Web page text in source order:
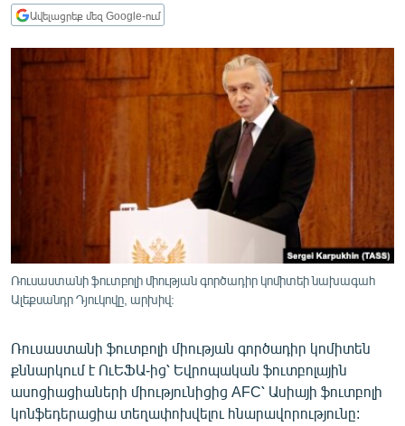
ՂԱՐԱԲԱՂ
ՏԱՐԱԾԱՇՐՋԱՆ
ՍՊՈՐՏ
ՄԵԿՆԱԲԱՆՈՒԹՅՈՒՆ
ՏՏ ԵՒ ԻՆՏԵՐՆԵՏ
ԱՐԽԻՎ
ԲԱՆԱՎԵՃ
ՁԳՏԵԼՈՎ ԼԱՎԱԳՈՒՅՆԻՆ
Ավելացրեք մեզ Google-ում
Ռուսաստանի ֆուտբոլի միության գործադիր կոմիտեի նախագահ
Ալեքսանդր Դյուկովը, արխիվ:
Ռուսաստանի ֆուտբոլի միության գործադիր կոմիտեն
քննարկում է ՈւԵՖԱ-ից՝ Եվրոպական ֆուտբոլային
ասոցիացիաների միությունիցից AFC՝ Ասիայի ֆուտբոլի
կոնֆեդերացիա տեղափոխվելու հնարավորությունը: